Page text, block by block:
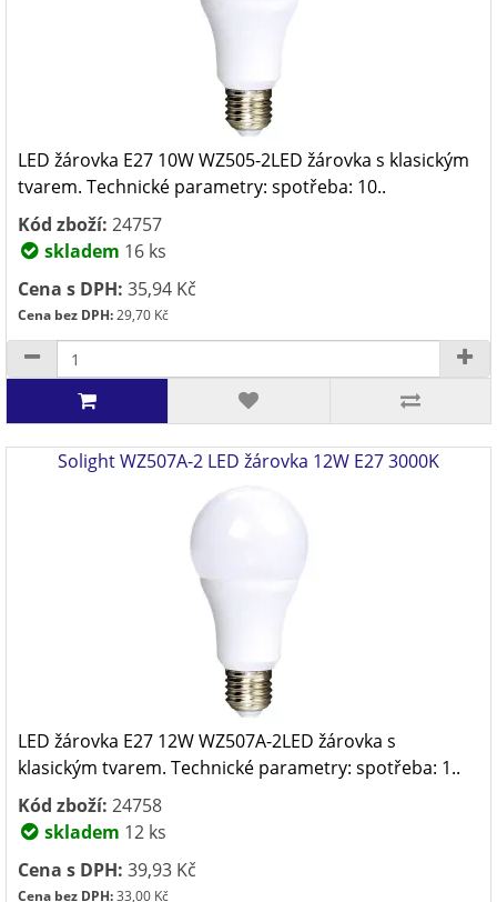
LED žárovka E27 10W WZ505-2LED žárovka s klasickým
tvarem. Technické parametry: spotřeba: 10..
Kód zboží: 24757
skladem 16 ks
Cena s DPH: 35,94 Kč
Cena bez DPH:29,70 Kč
Solight WZ507A-2 LED žárovka 12W E27 3000K
LED žárovka E27 12W WZ507A-2LED žárovka s
klasickým tvarem. Technické parametry: spotřeba: 1..
Kód zboží: 24758
skladem 12 ks
Cena s DPH: 39,93 Kč
Cena bez DPH:33,00 Kč